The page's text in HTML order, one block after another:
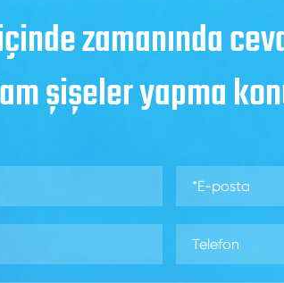
zamanında
şişeler yapma